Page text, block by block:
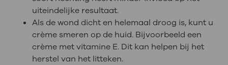
uiteindelijke resultaat.
Als de wond dicht en helemaal droog is, kunt u
crème smeren op de huid. Bijvoorbeeld een
crème met vitamine E. Dit kan helpen bij het
herstel van het litteken.